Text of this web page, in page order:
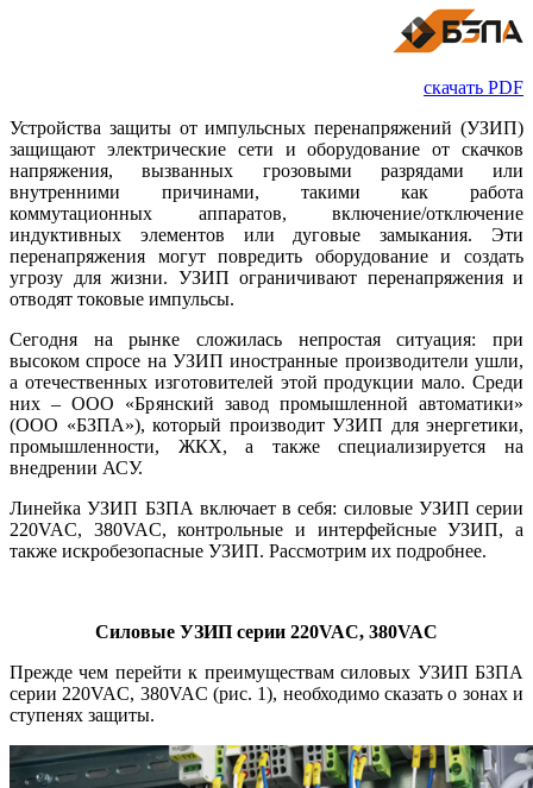
скачать PDF
Устройства защиты от импульсных перенапряжений (УЗИП)
защищают электрические се­ти и оборудование от скачков
напряжения, вызванных грозовыми разрядами или
внутренними причинами, такими как работа
коммутационных аппаратов, включение/отключение
индуктивных элементов или дуговые замыкания. Эти
перенапряжения могут повредить оборудование и создать
угрозу для жизни. УЗИП ограничивают перенапряжения и
отводят токовые импульсы.
Сегодня на рынке сложилась непростая ситуация: при
высоком спросе на УЗИП иностранные производители ушли,
а отечественных изготовителей этой продукции ма­ло. Среди
них – ООО «Брянский завод промышленной автоматики»
(ООО «БЗПА»), который производит УЗИП для энергетики,
промышленности, ЖКХ, а также специализируется на
внедрении АСУ.
Линейка УЗИП БЗПА включает в се­бя: силовые УЗИП серии
220VAC, 380VAC, контрольные и интерфейсные УЗИП, а
также искробезопасные УЗИП. Рассмотрим их подробнее.
Силовые УЗИП серии 220VAC, 380VAC
Прежде чем перейти к преимуществам силовых УЗИП БЗПА
серии 220VAC, 380VAC (рис. 1), необходимо сказать о зонах и
ступенях защиты.